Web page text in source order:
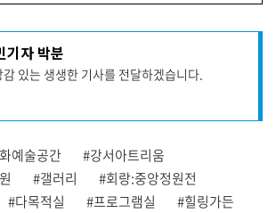
기자 박분
있는 생생한 기사를 전달하겠습니다.
예술공간
#강서아트리움
#갤러리
#회랑:중앙정원전
#다목적실 #프로그램실
#힐링가든